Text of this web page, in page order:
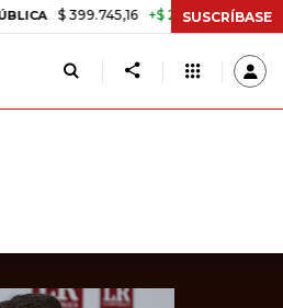
$ 399.745,16 +$ 2.295,71 +0,58%
SUSCRÍBASE